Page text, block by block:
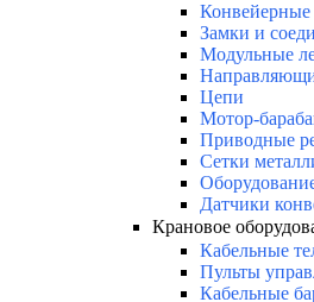
Замки и
Модульные
Цепи
Мотор-
Приводные
Сетки
Датчики
Крановое
Кабельные
Пульты
Кабельные